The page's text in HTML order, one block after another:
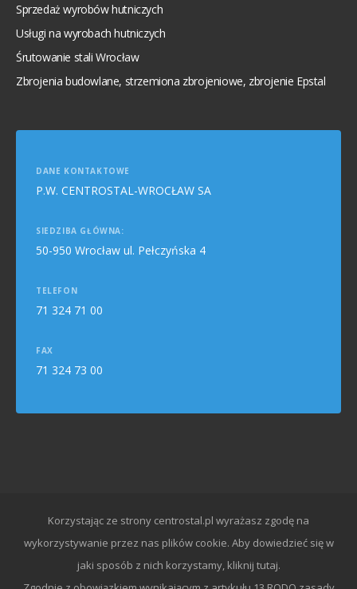
Sprzedaż wyrobów hutniczych
Usługi na wyrobach hutniczych
Śrutowanie stali Wrocław
Zbrojenia budowlane, strzemiona zbrojeniowe, zbrojenie Epstal
DANE KONTAKTOWE
P.W. CENTROSTAL-WROCŁAW SA
SIEDZIBA GŁÓWNA:
50-950 Wrocław ul. Pełczyńska 4
TELEFON
71 324 71 00
FAX
71 324 73 00
Korzystając ze strony centrostal.pl wyrażasz zgodę na
wykorzystywanie przez nas plików cookie. Aby dowiedzieć się w
jaki sposób z nich korzystamy, kliknij tutaj.